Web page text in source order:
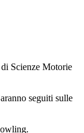
Scienze Motorie
seguiti sulle